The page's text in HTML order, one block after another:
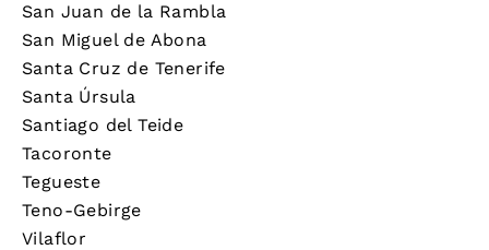
San Juan de la Rambla
San Miguel de Abona
Santa Cruz de Tenerife
Santa Úrsula
Santiago del Teide
Tacoronte
Tegueste
Teno-Gebirge
Vilaflor